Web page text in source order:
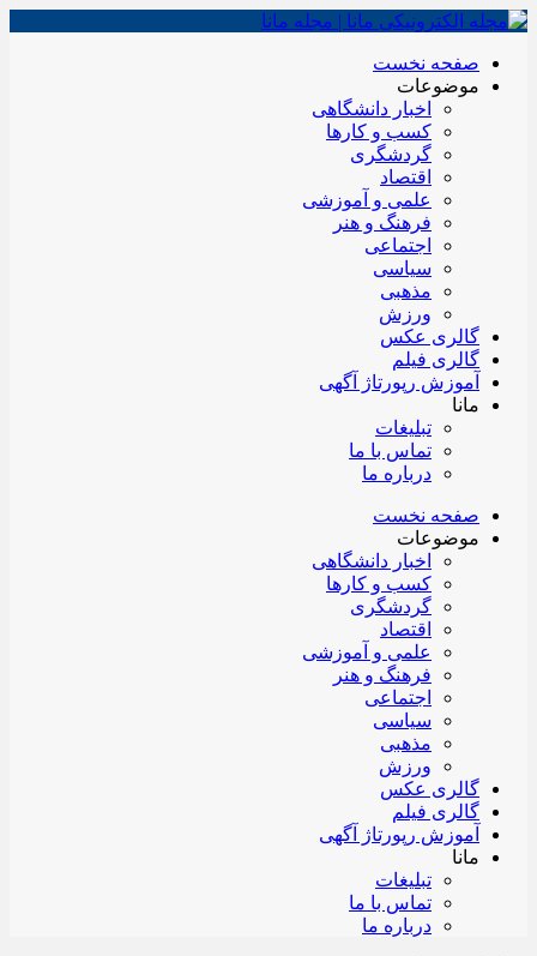
صفحه نخست
موضوعات
اخبار دانشگاهی
کسب و کارها
گردشگری
اقتصاد
علمی و آموزشی
فرهنگ و هنر
اجتماعی
سیاسی
مذهبی
ورزش
گالری عکس
گالری فیلم
آموزش رپورتاژ آگهی
مانا
تبلیغات
تماس با ما
درباره ما
صفحه نخست
موضوعات
اخبار دانشگاهی
کسب و کارها
گردشگری
اقتصاد
علمی و آموزشی
فرهنگ و هنر
اجتماعی
سیاسی
مذهبی
ورزش
گالری عکس
گالری فیلم
آموزش رپورتاژ آگهی
مانا
تبلیغات
تماس با ما
درباره ما